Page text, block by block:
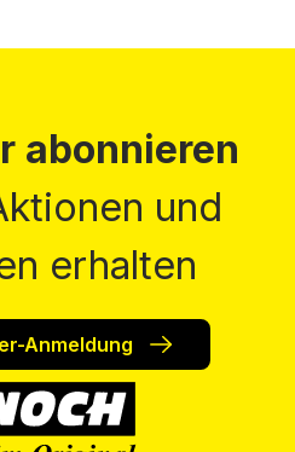
abonnieren
und
erhalten
Anmeldung